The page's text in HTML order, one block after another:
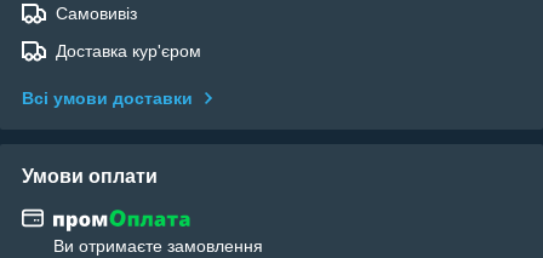
Самовивіз
Доставка кур'єром
Всі умови доставки
Умови оплати
Ви отримаєте замовлення